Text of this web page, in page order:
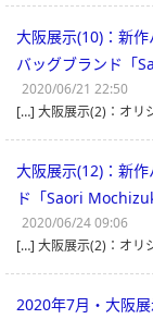
大阪展示(10)：新
バッグブランド「
2020/06/21 22:50
[…] 大阪展示(2)：オリ
大阪展示(12)：新
ド「Saori
2020/06/24 09:06
[…] 大阪展示(2)：オリ
2020年7月・大阪